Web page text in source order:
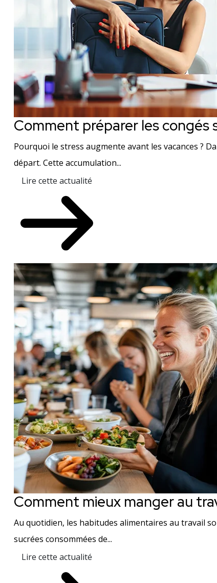
Comment préparer les congés
Pourquoi le stress augmente avant les vacances ?
départ. Cette accumulation...
Lire cette actualité
Comment mieux manger au
Au quotidien, les habitudes alimentaires au travail
sucrées consommées de...
Lire cette actualité